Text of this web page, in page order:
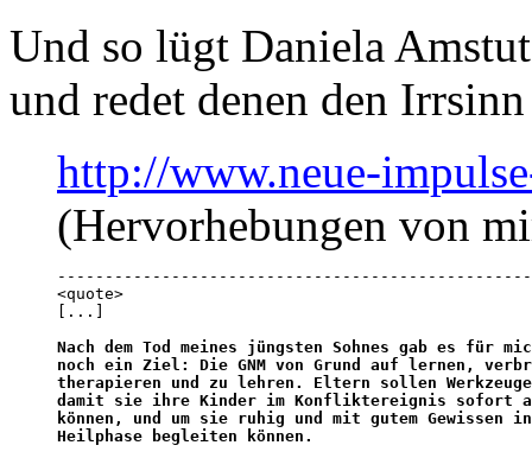
Und so lügt Daniela
und redet denen den
http://www.neue-
(Hervorhebungen von
<quote>
[...]
Nach dem Tod meines jüngsten Sohnes gab es für
noch ein Ziel: Die GNM von Grund auf lernen,
therapieren und zu lehren. Eltern sollen Werkzeuge
damit sie ihre Kinder im Konfliktereignis sofort
können, und um sie ruhig und mit gutem Gewissen
Heilphase begleiten können.